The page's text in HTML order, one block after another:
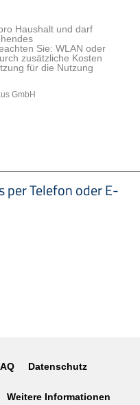
Haushalt und darf
Sie: WLAN oder
zusätzliche Kosten
für die Nutzung
GmbH
per Telefon oder E-
Datenschutz
Weitere Informationen